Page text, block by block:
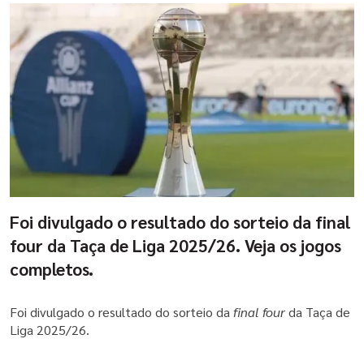
Foi divulgado o resultado do sorteio da final
four da Taça de Liga 2025/26. Veja os jogos
completos.
Foi divulgado o resultado do sorteio da final fourda Taça de
Liga 2025/26.
Foi divulgado o resultado do sorteio da final fourda Taça de
Liga 2025/26.